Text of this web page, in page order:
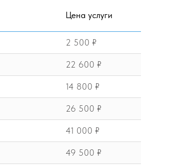
Цена услуги
2 500 ₽
22 600 ₽
14 800 ₽
26 500 ₽
41 000 ₽
49 500 ₽